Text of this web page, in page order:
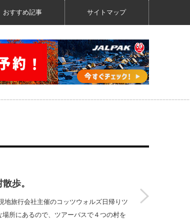
おすすめ記事 サイトマップ
歩。
地旅行会社主催のコッツウォルズ日帰りツ
所にあるので、ツアーバスで４つの村を